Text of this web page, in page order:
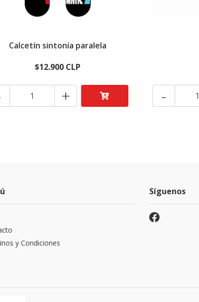
Calcetín sintonía paralela
$12.900 CLP
+ -
y Condiciones
Síguenos